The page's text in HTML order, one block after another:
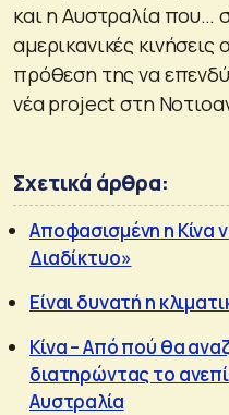
και η Αυστραλία που…
αμερικανικές
πρόθεση της να
νέα project στη
Σχετικά άρθρα:
Αποφασισμένη η Κίνα
Διαδίκτυο»
Είναι δυνατή η
Κίνα – Από πού θα
διατηρώντας το
Αυστραλία